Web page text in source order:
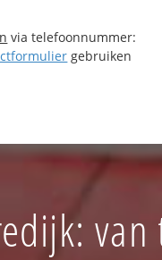
via telefoonnummer:
gebruiken